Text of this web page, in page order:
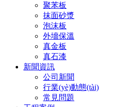
聚苯板
抹面砂漿
泡沫板
外墻保溫
真金板
真石漆
新聞資訊
公司新聞
行業(yè)動態(tài)
常見問題